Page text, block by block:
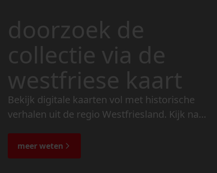
doorzoek de
collectie via de
westfriese kaart
Bekijk digitale kaarten vol met historische
verhalen uit de regio Westfriesland. Kijk naar
de bijzondere verhalen.
meer weten